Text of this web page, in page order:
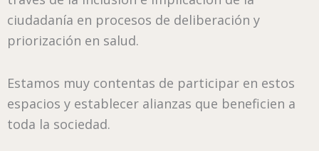
ciudadanía en procesos de deliberación y
priorización en salud.
Estamos muy contentas de participar en estos
espacios y establecer alianzas que beneficien a
toda la sociedad.